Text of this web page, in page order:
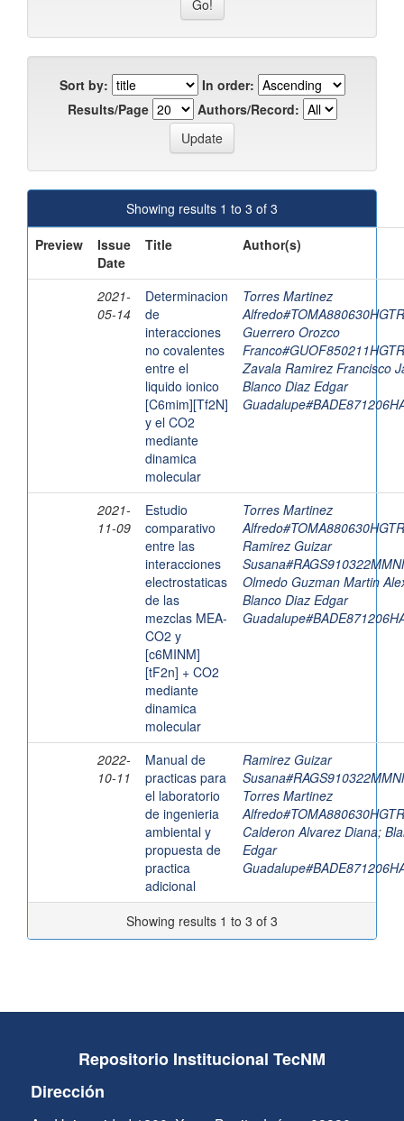
Sort by:
In order:
Results/Page
Authors/Record:
Showing results 1 to 3 of 3
Preview
Issue
Date
Title Author(s)
2021-
05-14
Determinacion
de
interacciones
no covalentes
entre el
liquido ionico
[C6mim][Tf2N]
y el CO2
mediante
dinamica
molecular
Torres Martinez
Guerrero Orozco
Zavala Ramirez Francisco
Blanco Diaz Edgar
2021-
11-09
Estudio
comparativo
entre las
interacciones
electrostaticas
de las
mezclas MEA-
CO2 y
[c6MINM]
[tF2n] + CO2
mediante
dinamica
molecular
Torres Martinez
Ramirez Guizar
Olmedo Guzman Martin
Blanco Diaz Edgar
2022-
10-11
Manual de
practicas para
el laboratorio
de ingenieria
ambiental y
propuesta de
practica
adicional
Ramirez Guizar
Torres Martinez
Calderon Alvarez Diana;
Edgar
Showing results 1 to 3 of 3
Repositorio Institucional TecNM
Dirección